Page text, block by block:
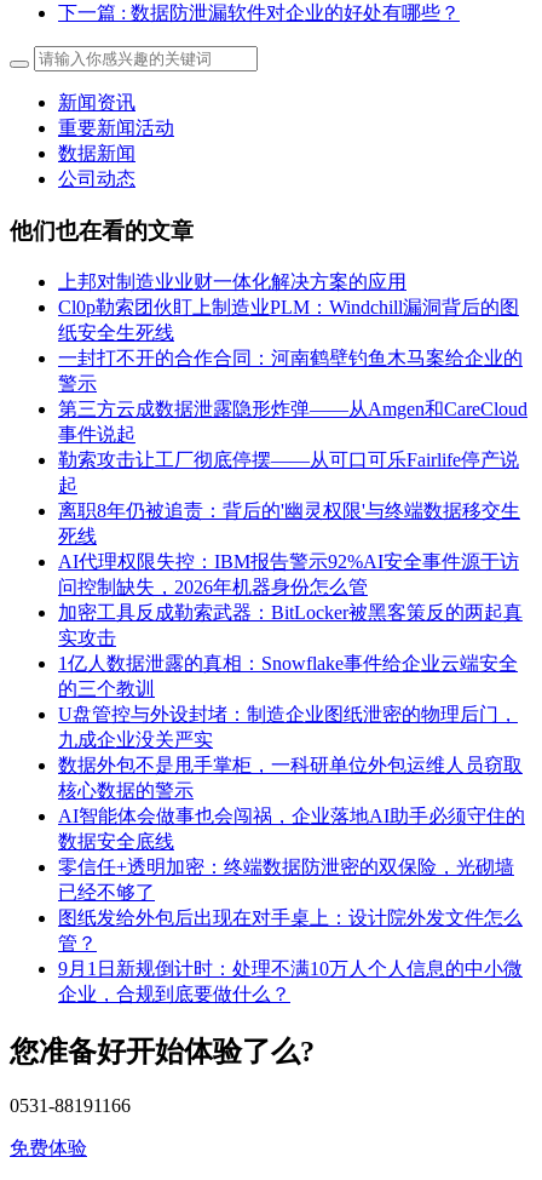
下一篇 : 数据防泄漏软件对企业的好处有哪些？
新闻资讯
重要新闻活动
数据新闻
公司动态
他们也在看的文章
上邦对制造业业财一体化解决方案的应用
Cl0p勒索团伙盯上制造业PLM：Windchill漏洞背后的图
纸安全生死线
一封打不开的合作合同：河南鹤壁钓鱼木马案给企业的
警示
第三方云成数据泄露隐形炸弹——从Amgen和CareCloud
事件说起
勒索攻击让工厂彻底停摆——从可口可乐Fairlife停产说
起
离职8年仍被追责：背后的'幽灵权限'与终端数据移交生
死线
AI代理权限失控：IBM报告警示92%AI安全事件源于访
问控制缺失，2026年机器身份怎么管
加密工具反成勒索武器：BitLocker被黑客策反的两起真
实攻击
1亿人数据泄露的真相：Snowflake事件给企业云端安全
的三个教训
U盘管控与外设封堵：制造企业图纸泄密的物理后门，
九成企业没关严实
数据外包不是甩手掌柜，一科研单位外包运维人员窃取
核心数据的警示
AI智能体会做事也会闯祸，企业落地AI助手必须守住的
数据安全底线
零信任+透明加密：终端数据防泄密的双保险，光砌墙
已经不够了
图纸发给外包后出现在对手桌上：设计院外发文件怎么
管？
9月1日新规倒计时：处理不满10万人个人信息的中小微
企业，合规到底要做什么？
您准备好开始体验了么?
0531-88191166
免费体验